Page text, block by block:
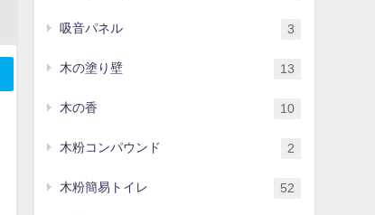
吸音パネル 3
木の塗り壁 13
木の香 10
木粉コンパウンド 2
木粉簡易トイレ 52